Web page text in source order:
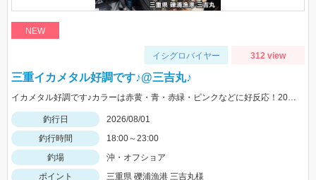
NEW
イシグロバイヤー 312 view
三重イカメタル好調です♪@三吉丸♪
イカメタル好調です♪カラーは赤黄・青・赤緑・ピンクなどに好反応！20～10ｍでもよく釣れるので、15号以下の軽いメタルもあるといいです‼
釣行日
2026/08/01
釣行時間
18:00～23:00
釣場
沖・オフショア
ポイント
三重県 礫浦漁港 三吉丸様